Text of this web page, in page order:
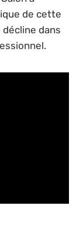
de cette
décline dans